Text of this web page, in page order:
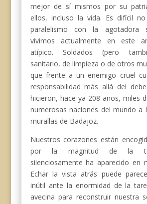
mejor de sí mismos por su
ellos, incluso la vida. Es difícil
paralelismo con la agotadora
vivimos actualmente en este
atípico. Soldados (pero
sanitario, de limpieza o de otros
que frente a un enemigo cruel
responsabilidad más allá del
hicieron, hace ya 208 años, miles
numerosas naciones del mundo a
murallas de Badajoz.
Nuestros corazones están
por la magnitud de la
silenciosamente ha aparecido en
Echar la vista atrás puede
inútil ante la enormidad de la
avecina para reconstruir nuestra